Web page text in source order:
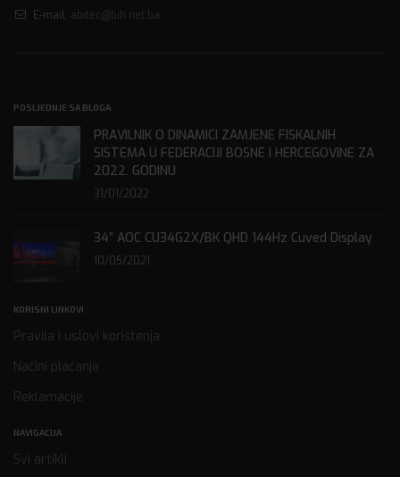
E-mail: abitec@bih.net.ba
POSLJEDNJE SA BLOGA
PRAVILNIK O DINAMICI ZAMJENE FISKALNIH
SISTEMA U FEDERACIJI BOSNE I HERCEGOVINE ZA
2022. GODINU
31/01/2022
34” AOC CU34G2X/BK QHD 144Hz Cuved Display
10/05/2021
KORISNI LINKOVI
Pravila i uslovi korištenja
Načini plaćanja
Reklamacije
NAVIGACIJA
Svi artikli